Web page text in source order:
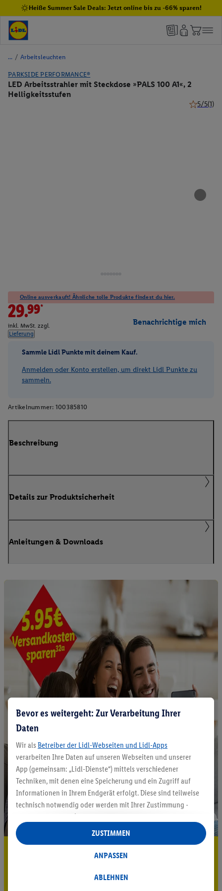
Heiße Summer Sale Deals: Jetzt online bis zu -66% sparen!
/ Arbeitsleuchten
PARKSIDE PERFORMANCE®
LED Arbeitsstrahler mit Steckdose »PALS 100 A1«, 2
Helligkeitsstufen
5/5(1)
Online ausverkauft! Ähnliche tolle Produkte findest du hier.
29.99*
inkl. MwSt. zzgl.
Lieferung
Benachrichtige mich
Sammle Lidl Punkte mit deinem Kauf.
Anmelden oder Konto erstellen, um direkt Lidl Punkte zu
sammeln.
Artikelnummer: 100385810
Beschreibung
Details zur Produktsicherheit
Anleitungen & Downloads
5.95 € Versand sparen³²ᵃ
Bevor es weitergeht: Zur Verarbeitung Ihrer
Daten
Wir als Betreiber der Lidl-Webseiten und Lidl-Apps
verarbeiten Ihre Daten auf unseren Webseiten und unserer
App (gemeinsam: „Lidl-Dienste“) mittels verschiedener
Techniken, mit denen eine Speicherung und ein Zugriff auf
Informationen in Ihrem Endgerät erfolgt. Diese sind teilweise
technisch notwendig oder werden mit Ihrer Zustimmung -
auch durch Partner (u.a.
Verantwortliche; im Zusammenhang mit dem IAB TCF
insgesamt
Statistik-Erstellung oder für personalisierte Werbung
Datenverarbeitungen für personalisierte Werbung werden
ABLEHNEN
ANPASSEN
ZUSTIMMEN